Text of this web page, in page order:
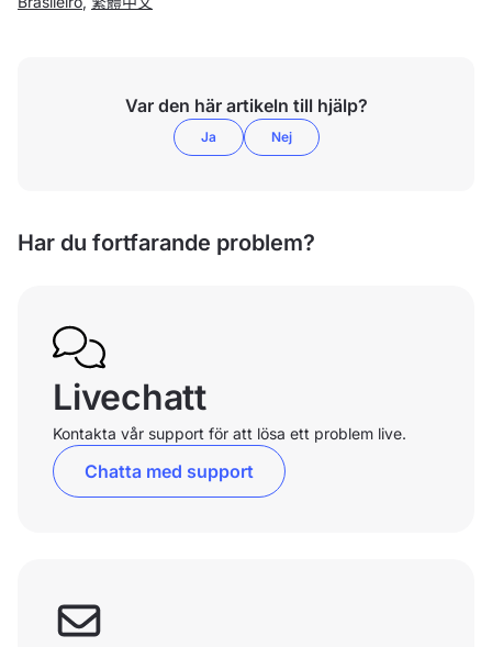
Var den här artikeln till hjälp?
Ja Nej
Har du fortfarande problem?
Livechatt
Kontakta vår support för att lösa ett problem live.
Chatta med support